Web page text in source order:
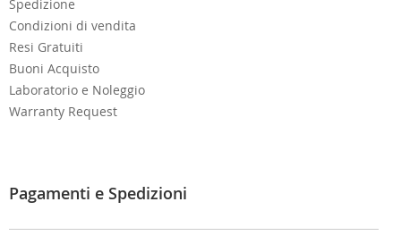
Spedizione
Condizioni di vendita
Resi Gratuiti
Buoni Acquisto
Laboratorio e Noleggio
Warranty Request
Pagamenti e Spedizioni